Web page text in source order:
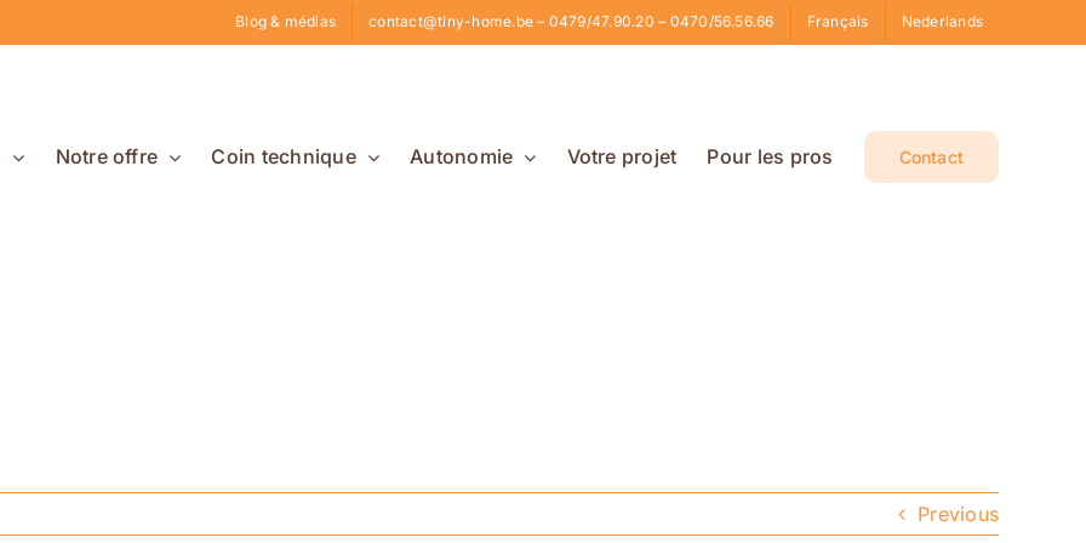
Blog & médias contact@tiny-home.be – 0479/47.90.20 – 0470/56.56.66 Français Nederlands
Notre offre Coin technique Autonomie Votre projet Pour les pros Contact
Previous